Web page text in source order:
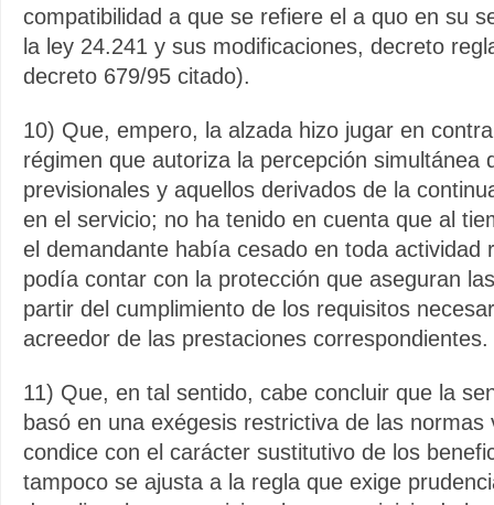
compatibilidad a que se refiere el a quo en su
la ley 24.241 y sus modificaciones, decreto
decreto 679/95 citado).
10) Que, empero, la alzada hizo jugar en
régimen que autoriza la percepción simultánea
previsionales y aquellos derivados de la
en el servicio; no ha tenido en cuenta que al
el demandante había cesado en toda actividad
podía contar con la protección que aseguran
partir del cumplimiento de los requisitos
acreedor de las prestaciones correspondientes.
11) Que, en tal sentido, cabe concluir que la
basó en una exégesis restrictiva de las
condice con el carácter sustitutivo de los
tampoco se ajusta a la regla que exige